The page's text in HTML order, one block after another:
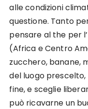
alle condizioni
questione. Tanto
pensare al the per
(Africa e Centro
zucchero, banane,
del luogo
fine, e sceglie
può ricavarne un